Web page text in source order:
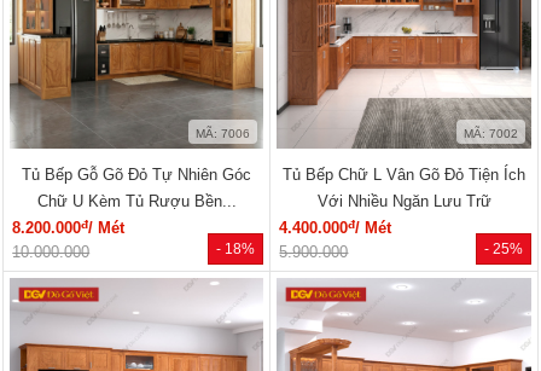
- 18%
MÃ: 7006
Tủ Bếp Gỗ Gõ Đỏ Tự Nhiên Góc
Chữ U Kèm Tủ Rượu Bền...
8.200.000đ/ Mét
10.000.000
- 25%
MÃ: 7002
Tủ Bếp Chữ L Vân Gõ Đỏ Tiện Ích
Với Nhiều Ngăn Lưu Trữ
4.400.000đ/ Mét
5.900.000